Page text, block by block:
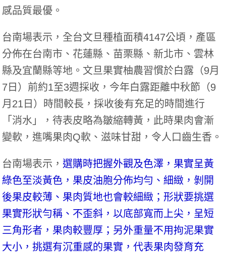
感品質最優。
台南場表示，全台文旦種植面積4147公頃，產區
分佈在台南市、花蓮縣、苗栗縣、新北市、雲林
縣及宜蘭縣等地。文旦果實柚農習慣於白露（9月
7日）前約1至3週採收，今年白露距離中秋節（9
月21日）時間較長，採收後有充足的時間進行
「消水」，待表皮略為皺縮轉黃，此時果肉會漸
變軟，進嘴果肉Q軟、滋味甘甜，令人口齒生香。
台南場表示， 選購時把握外觀及色澤，果實呈黃
綠色至淡黃色，果皮油胞分佈均勻、細緻，剝開
後果皮較薄、果肉質地也會較細緻；形狀要挑選
果實形狀勻稱、不歪斜，以底部寬而上尖，呈短
三角形者，果肉較豐厚；另外重量不用拘泥果實
大小，挑選有沉重感的果實，代表果肉發育充